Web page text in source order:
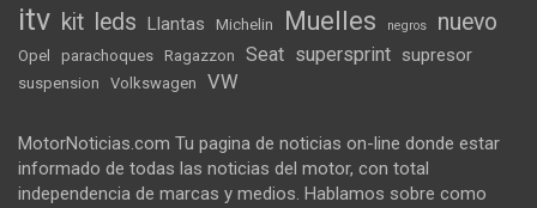
itv kit leds Llantas Michelin Muelles negros nuevo
Opel parachoques Ragazzon Seat supersprint supresor
suspension Volkswagen VW
MotorNoticias.com Tu pagina de noticias on-line donde estar
informado de todas las noticias del motor, con total
independencia de marcas y medios. Hablamos sobre como